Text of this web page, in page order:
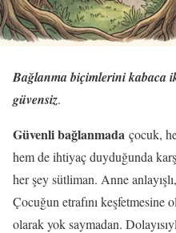
Bağlanma biçimlerini kabaca
güvensiz.
Güvenli bağlanmada çocuk,
hem de ihtiyaç duyduğunda
her şey sütliman. Anne
Çocuğun etrafını keşfetmesine
olarak yok saymadan.